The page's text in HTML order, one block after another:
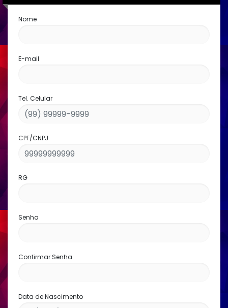
Nome
E-mail
Tel. Celular
CPF/CNPJ
RG
Senha
Confirmar Senha
Data de Nascimento